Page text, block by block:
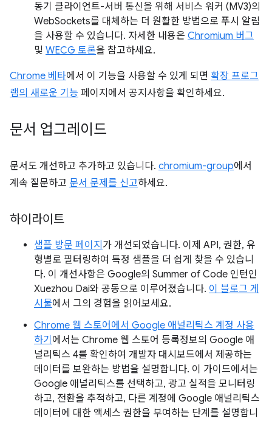
동기 클라이언트-서버 통신을 위해 서비스 워커 (MV3)의
WebSockets를 대체하는 더 원활한 방법으로 푸시 알림
을 사용할 수 있습니다. 자세한 내용은 Chromium 버그
및 WECG 토론을 참고하세요.
Chrome 베타에서 이 기능을 사용할 수 있게 되면 확장 프로그
램의 새로운 기능 페이지에서 공지사항을 확인하세요.
문서 업그레이드
문서도 개선하고 추가하고 있습니다. chromium-group에서
계속 질문하고 문서 문제를 신고하세요.
하이라이트
샘플 방문 페이지 가 개선되었습니다. 이제 API, 권한, 유
형별로 필터링하여 특정 샘플을 더 쉽게 찾을 수 있습니
다. 이 개선사항은 Google의 Summer of Code 인턴인
Xuezhou Dai와 공동으로 이루어졌습니다. 이 블로그 게
시물에서 그의 경험을 읽어보세요.
Chrome 웹 스토어에서 Google 애널리틱스 계정 사용
하기 에서는 Chrome 웹 스토어 등록정보의 Google 애
널리틱스 4를 확인하여 개발자 대시보드에서 제공하는
데이터를 보완하는 방법을 설명합니다. 이 가이드에서는
Google 애널리틱스를 선택하고, 광고 실적을 모니터링
하고, 전환을 추적하고, 다른 계정에 Google 애널리틱스
데이터에 대한 액세스 권한을 부여하는 단계를 설명합니